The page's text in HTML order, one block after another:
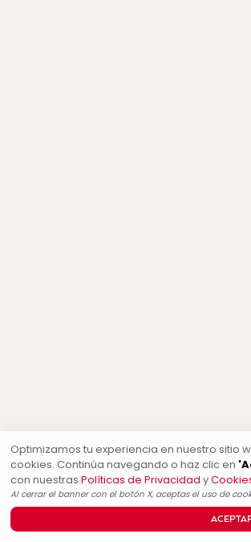
Optimizamos tu experiencia en nuestro sitio
cookies. Continúa navegando o haz clic en
con nuestras Políticas de Privacidad y
Al cerrar el banner con el botón X, aceptas el uso de